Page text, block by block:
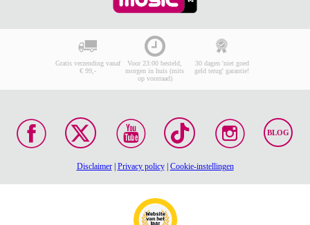
Gratis verzending vanaf
€ 99,-
Voor 23:00 besteld,
morgen in huis (mits
op voorraad)
30 dagen 'niet goed
geld terug' garantie!
BLOG
Disclaimer| Privacy policy| Cookie-instellingen